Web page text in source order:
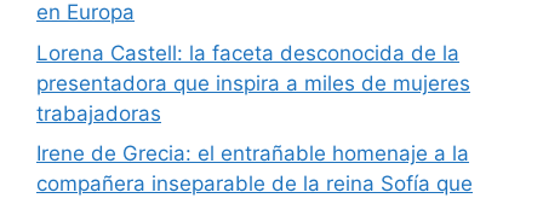
en Europa
Lorena Castell: la faceta desconocida de la
presentadora que inspira a miles de mujeres
trabajadoras
Irene de Grecia: el entrañable homenaje a la
compañera inseparable de la reina Sofía que